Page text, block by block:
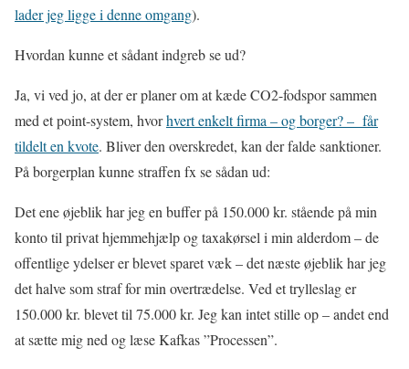
lader jeg ligge i denne omgang).
Hvordan kunne et sådant indgreb se ud?
Ja, vi ved jo, at der er planer om at kæde CO2-fodspor sammen
med et point-system, hvorhvert enkelt firma – og borger? – får
tildelt en kvote. Bliver den overskredet, kan der falde sanktioner.
På borgerplan kunne straffen fx se sådan ud:
Det ene øjeblik har jeg en buffer på 150.000 kr. stående på min
konto til privat hjemmehjælp og taxakørsel i min alderdom – de
offentlige ydelser er blevet sparet væk – det næste øjeblik har jeg
det halve som straf for min overtrædelse. Ved et trylleslag er
150.000 kr. blevet til 75.000 kr. Jeg kan intet stille op – andet end
at sætte mig ned og læse Kafkas ”Processen”.